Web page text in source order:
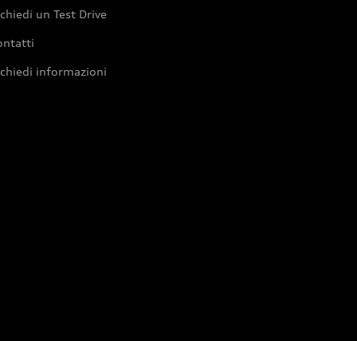
un Test Drive
informazioni